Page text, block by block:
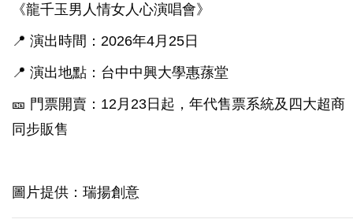
《龍千玉男人情女人心演唱會》
📍 演出時間：2026年4月25日
📍 演出地點：台中中興大學惠蓀堂
🎫 門票開賣：12月23日起，年代售票系統及四大超商
同步販售
圖片提供：瑞揚創意